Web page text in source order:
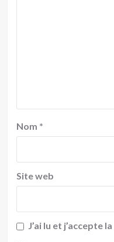
Nom *
Site web
J’ai lu et j’accepte la